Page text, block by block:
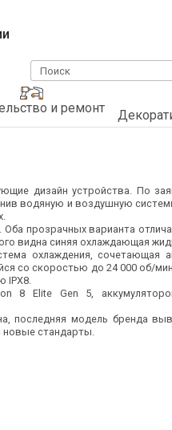
Поиск
и ремонт
дизайн устройства. По
водяную и воздушную
Оба прозрачных варианта
видна синяя охлаждающая
охлаждения, сочетающая
со скоростью до 24 000 об/
IPX8.
8 Elite Gen 5,
последняя модель бренда
новые стандарты.